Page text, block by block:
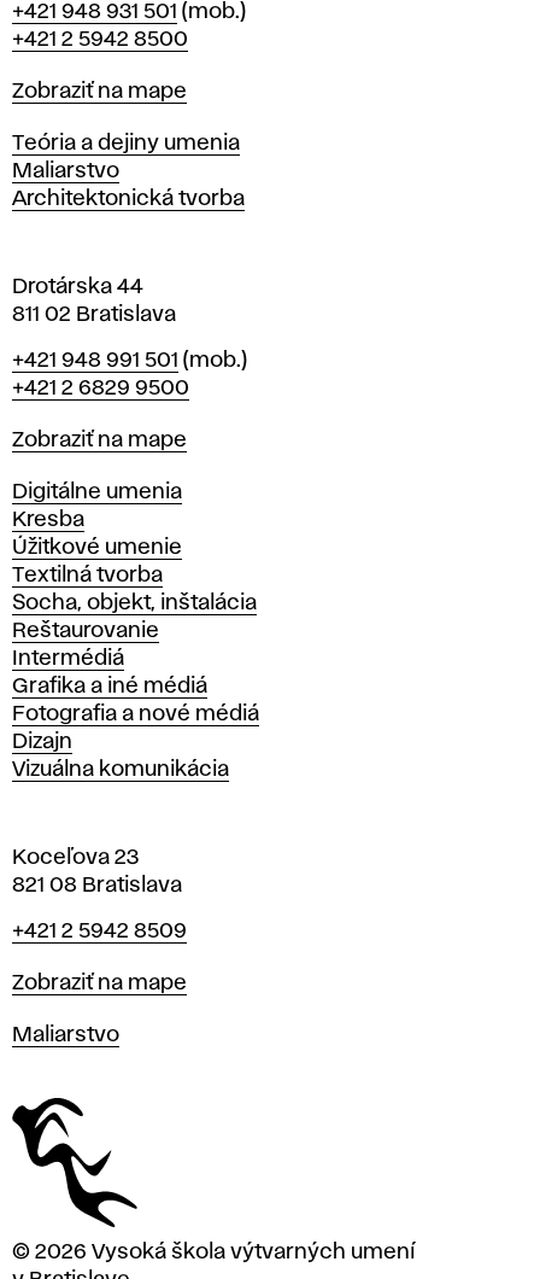
r
a
i
s
l
a
v
Telefón
+421 948 931 501 (mob.)
+421 2 5942 8500
Mapa
Zobraziť na mape
Katedry
Teória a dejiny umenia
Maliarstvo
Architektonická tvorba
Drotárska 44
811 02 Bratislava
Telefón
+421 948 991 501 (mob.)
+421 2 6829 9500
Mapa
Zobraziť na mape
Katedry
Digitálne umenia
Kresba
Úžitkové umenie
Textilná tvorba
Socha, objekt, inštalácia
Reštaurovanie
Intermédiá
Grafika a iné médiá
Fotografia a nové médiá
Dizajn
Vizuálna komunikácia
Koceľova 23
821 08 Bratislava
Telefón
+421 2 5942 8509
Mapa
Zobraziť na mape
Katedry
Maliarstvo
© 2026 Vysoká škola výtvarných umení